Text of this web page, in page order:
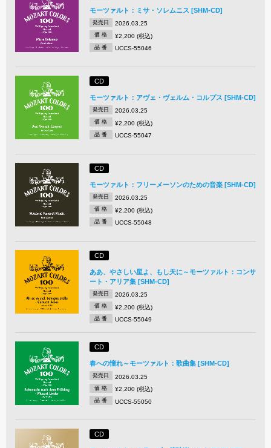
モーツァルト：ミサ・ソレムニス [SHM-CD]
発売日 2026.03.25
価 格 ¥2,200 (税込)
品 番 UCCS-55046
CD
モーツァルト：アヴェ・ヴェルム・コルプス [SHM-CD]
発売日 2026.03.25
価 格 ¥2,200 (税込)
品 番 UCCS-55047
CD
モーツァルト：フリーメーソンのための音楽 [SHM-CD]
発売日 2026.03.25
価 格 ¥2,200 (税込)
品 番 UCCS-55048
CD
ああ、やさしい星よ、もし天に～モーツァルト：コンサ
ート・アリア集 [SHM-CD]
発売日 2026.03.25
価 格 ¥2,200 (税込)
品 番 UCCS-55049
CD
春への憧れ～モーツァルト：歌曲集 [SHM-CD]
発売日 2026.03.25
価 格 ¥2,200 (税込)
品 番 UCCS-55050
CD